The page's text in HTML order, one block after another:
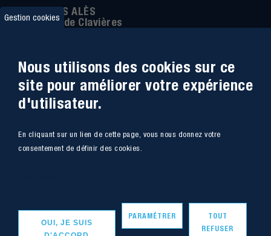
IMT MINES ALÈS
6 Avenue de Clavières
Téléphone
04 66 78 50 00
Coordonnée GPS:44.13312 - 4.08836
Plan du site Marchés Publics
Gestion cookies
Nous utilisons des cookies sur ce
site pour améliorer votre expérience
d'utilisateur.
En cliquant sur un lien de cette page, vous nous donnez votre
consentement de définir des cookies.
OUI, JE SUIS
PARAMÉTRER
TOUT
REFUSER